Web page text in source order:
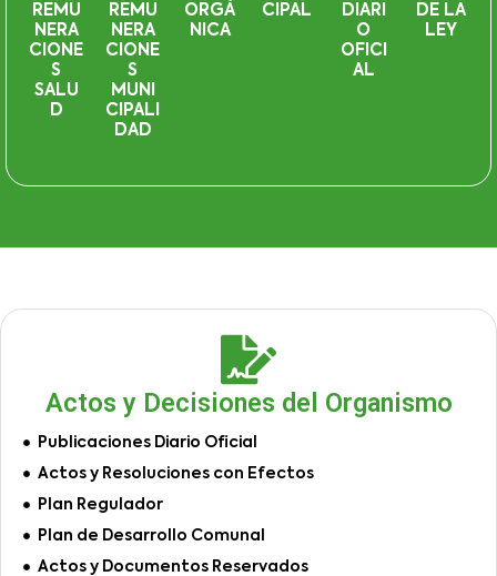
REMU
NERA
CIONE
S
SALU
D
REMU
NERA
CIONE
S
MUNI
CIPALI
DAD
ORGÁ
NICA
CIPAL
DIARI
O
OFICI
AL
DE LA
LEY
Actos y Decisiones del Organismo
Publicaciones Diario Oficial
Actos y Resoluciones con Efectos
Plan Regulador
Plan de Desarrollo Comunal
Actos y Documentos Reservados